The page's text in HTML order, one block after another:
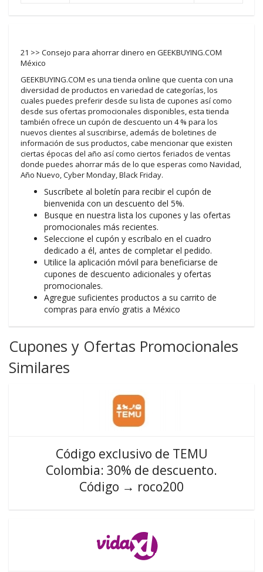
21 >> Consejo para ahorrar dinero en GEEKBUYING.COM
México
GEEKBUYING.COM es una tienda online que cuenta con una
diversidad de productos en variedad de categorías, los
cuales puedes preferir desde su lista de cupones así como
desde sus ofertas promocionales disponibles, esta tienda
también ofrece un cupón de descuento un 4 % para los
nuevos clientes al suscribirse, además de boletines de
información de sus productos, cabe mencionar que existen
ciertas épocas del año así como ciertos feriados de ventas
donde puedes ahorrar más de lo que esperas como Navidad,
Año Nuevo, Cyber Monday, Black Friday.
Suscríbete al boletín para recibir el cupón de
bienvenida con un descuento del 5%.
Busque en nuestra lista los cupones y las ofertas
promocionales más recientes.
Seleccione el cupón y escríbalo en el cuadro
dedicado a él, antes de completar el pedido.
Utilice la aplicación móvil para beneficiarse de
cupones de descuento adicionales y ofertas
promocionales.
Agregue suficientes productos a su carrito de
compras para envío gratis a México
Cupones y Ofertas Promocionales
Similares
Código exclusivo de TEMU
Colombia: 30% de descuento.
Código → roco200